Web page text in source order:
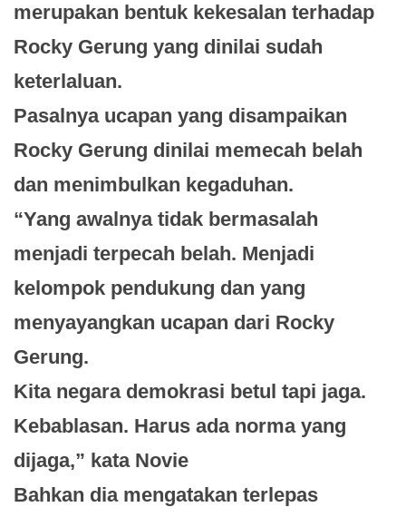
merupakan bentuk kekesalan terhadap
Rocky Gerung yang dinilai sudah
keterlaluan.
Pasalnya ucapan yang disampaikan
Rocky Gerung dinilai memecah belah
dan menimbulkan kegaduhan.
“Yang awalnya tidak bermasalah
menjadi terpecah belah. Menjadi
kelompok pendukung dan yang
menyayangkan ucapan dari Rocky
Gerung.
Kita negara demokrasi betul tapi jaga.
Kebablasan. Harus ada norma yang
dijaga,” kata Novie
Bahkan dia mengatakan terlepas